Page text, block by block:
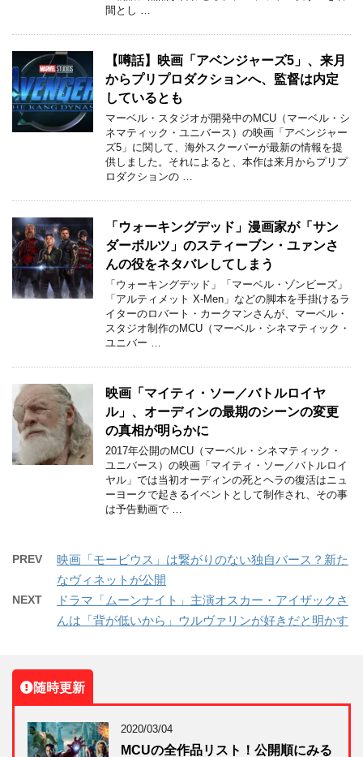
間とし …
【噂話】映画「アベンジャーズ5」、来月
からプリプロダクションへ、監督は内定
しているとも
マーベル・スタジオが開発中のMCU（マーベル・シ
ネマティック・ユニバース）の映画「アベンジャー
ズ5」に関して、海外スクーパーが最新の情報を提
供しました。それによると、本作は来月からプリプ
ロダクションの …
「ウォーキングデッド」漫画家が「サン
ダーボルツ」のスティーブン・ユァンさ
んの役をネタバレしてしまう
「ウォーキングデッド」「マーベル・ゾンビーズ」
「アルティメット X-Men」などの脚本を手掛けるラ
イターのロバート・カークマンさんが、マーベル・
スタジオ制作のMCU（マーベル・シネマティック・
ユニバー …
映画「マイティ・ソー／バトルロイヤ
ル」、オーディンの最期のシーンの変更
の真相が明らかに
2017年公開のMCU（マーベル・シネマティック・
ユニバース）の映画「マイティ・ソー／バトルロイ
ヤル」では当初オーディンの死とヘラの復活はニュ
ーヨークで起きるイベントとして制作され、その事
は予告動画で …
PREV
映画「モービウス」は繋がりのない独自バース？新た
なヴィネットが公開
NEXT
ドラマ「ムーンナイト」主演オスカー・アイザックさ
んは「背が低いから」ウルヴァリンが好きだと明かす
随時更新
2020/03/04
MCUの全作品リスト！公開順にみる